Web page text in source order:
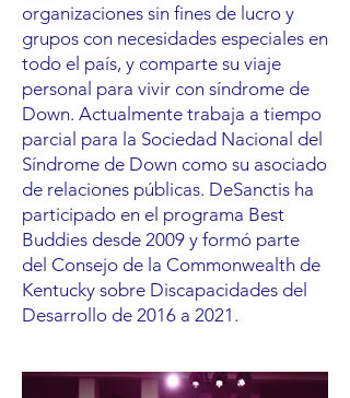
organizaciones sin fines de lucro y
grupos con necesidades especiales en
todo el país, y comparte su viaje
personal para vivir con síndrome de
Down. Actualmente trabaja a tiempo
parcial para la Sociedad Nacional del
Síndrome de Down como su asociado
de relaciones públicas. DeSanctis ha
participado en el programa Best
Buddies desde 2009 y formó parte
del Consejo de la Commonwealth de
Kentucky sobre Discapacidades del
Desarrollo de 2016 a 2021.